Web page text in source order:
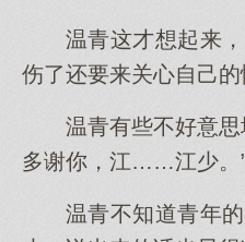
温青这才想起来
伤了还要来关心自己的
温青有些不好意
多谢你，江……江少。
温青不知道青年